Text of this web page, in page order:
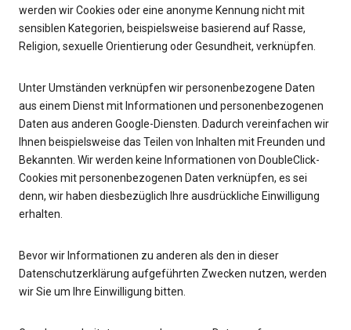
werden wir Cookies oder eine anonyme Kennung nicht mit
sensiblen Kategorien, beispielsweise basierend auf Rasse,
Religion, sexuelle Orientierung oder Gesundheit, verknüpfen.
Unter Umständen verknüpfen wir personenbezogene Daten
aus einem Dienst mit Informationen und personenbezogenen
Daten aus anderen Google-Diensten. Dadurch vereinfachen wir
Ihnen beispielsweise das Teilen von Inhalten mit Freunden und
Bekannten. Wir werden keine Informationen von DoubleClick-
Cookies mit personenbezogenen Daten verknüpfen, es sei
denn, wir haben diesbezüglich Ihre ausdrückliche Einwilligung
erhalten.
Bevor wir Informationen zu anderen als den in dieser
Datenschutzerklärung aufgeführten Zwecken nutzen, werden
wir Sie um Ihre Einwilligung bitten.